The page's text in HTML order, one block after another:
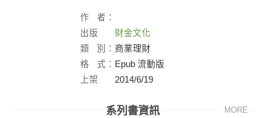
作
者：
出版
社：
財金文化
類
別： 商業理財
格
式： Epub 流動版
上架
2014/6/19
系列書資訊 MORE